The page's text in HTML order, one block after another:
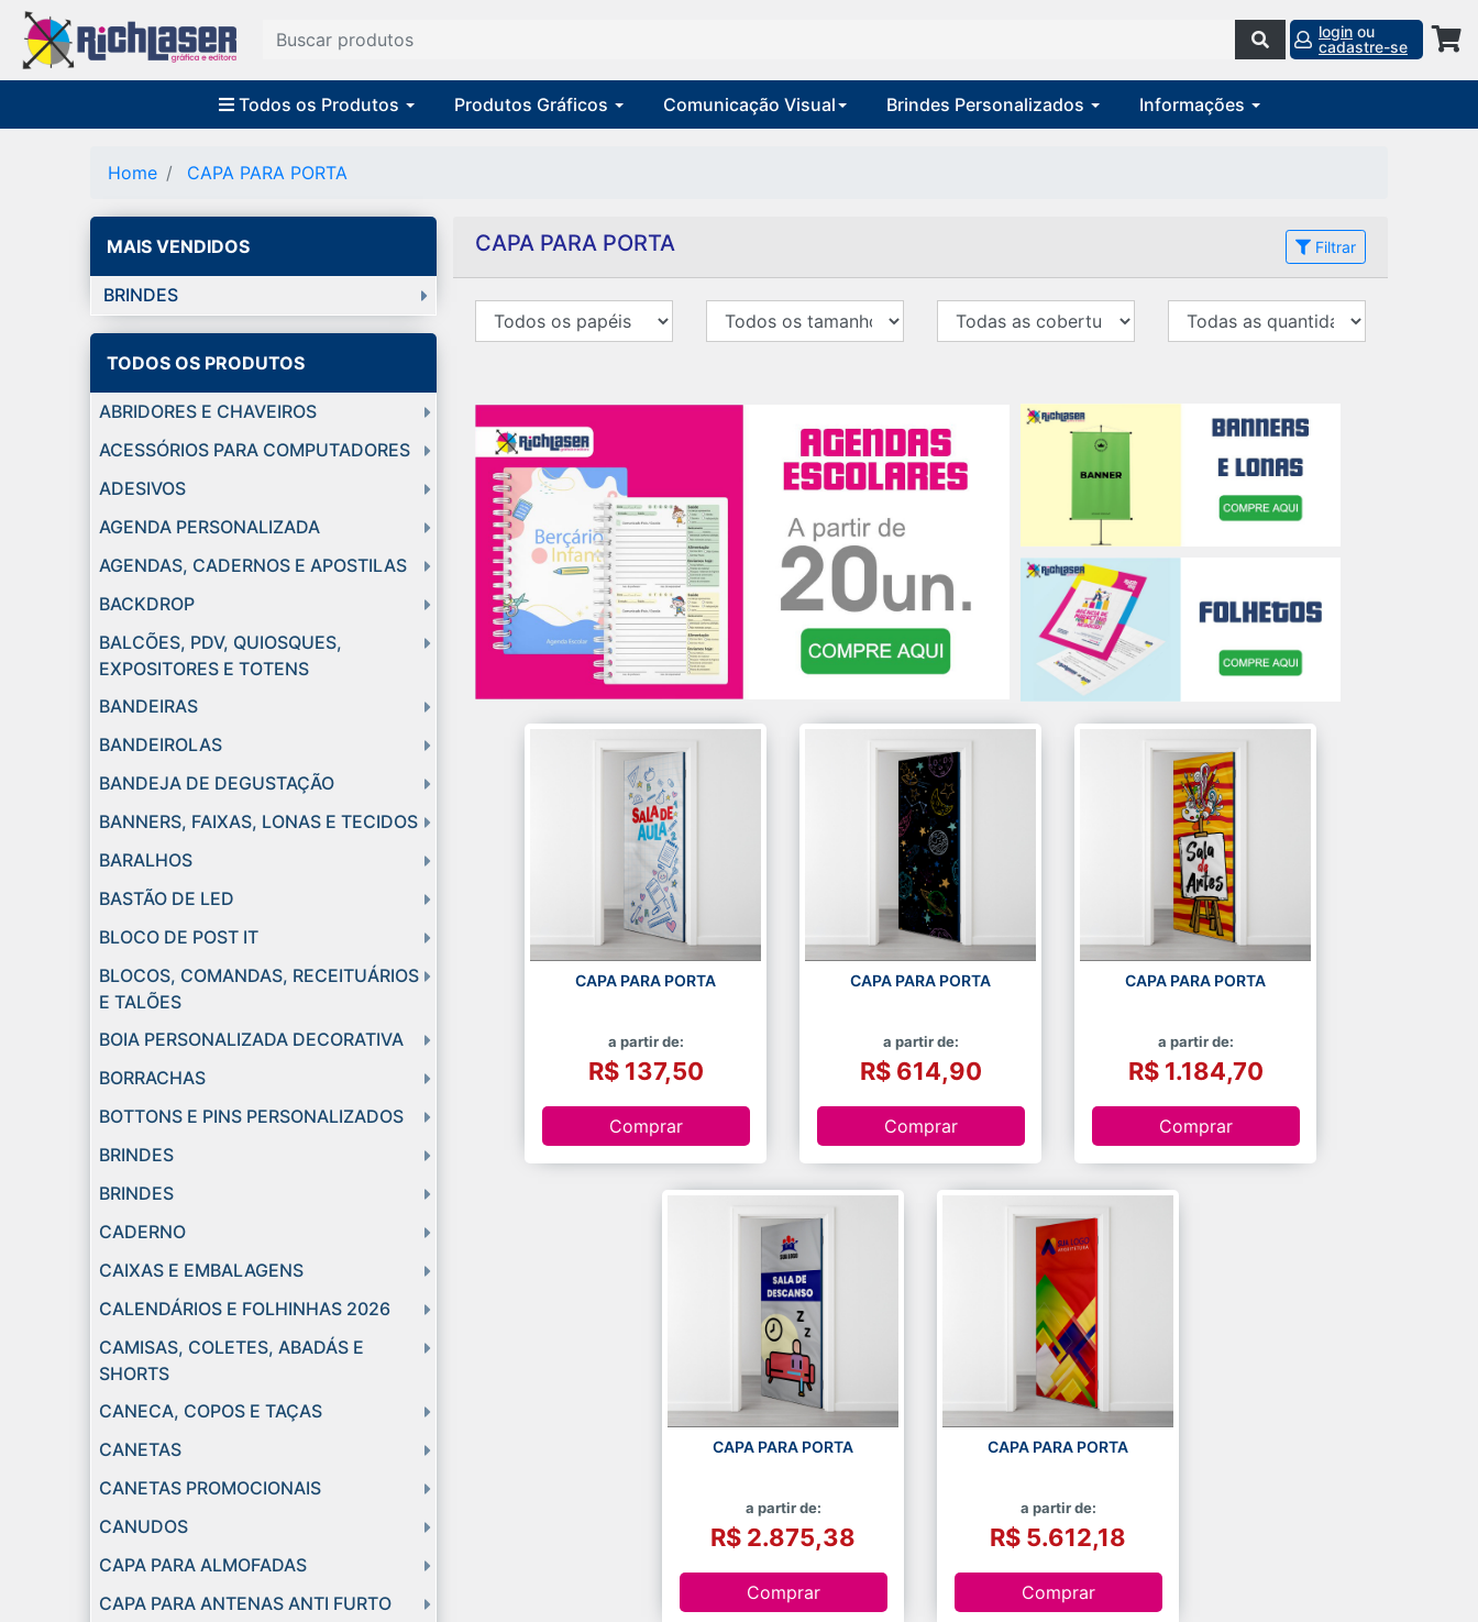
login ou
cadastre-se
Todos os Produtos Produtos Gráficos Comunicação Visual Brindes Personalizados Informações
Home CAPA PARA PORTA
MAIS VENDIDOS
BRINDES
TODOS OS PRODUTOS
ABRIDORES E CHAVEIROS
ACESSÓRIOS PARA COMPUTADORES
ADESIVOS
AGENDA PERSONALIZADA
AGENDAS, CADERNOS E APOSTILAS
BACKDROP
BALCÕES, PDV, QUIOSQUES,
EXPOSITORES E TOTENS
BANDEIRAS
BANDEIROLAS
BANDEJA DE DEGUSTAÇÃO
BANNERS, FAIXAS, LONAS E TECIDOS
BARALHOS
BASTÃO DE LED
BLOCO DE POST IT
BLOCOS, COMANDAS, RECEITUÁRIOS
E TALÕES
BOIA PERSONALIZADA DECORATIVA
BORRACHAS
BOTTONS E PINS PERSONALIZADOS
BRINDES
BRINDES
CADERNO
CAIXAS E EMBALAGENS
CALENDÁRIOS E FOLHINHAS 2026
CAMISAS, COLETES, ABADÁS E
SHORTS
CANECA, COPOS E TAÇAS
CANETAS
CANETAS PROMOCIONAIS
CANUDOS
CAPA PARA ALMOFADAS
CAPA PARA ANTENAS ANTI FURTO
CAPA PARA PORTA Filtrar
CAPA PARA PORTA
a partir de:
R$ 137,50
Comprar
CAPA PARA PORTA
a partir de:
R$ 614,90
Comprar
CAPA PARA PORTA
a partir de:
R$ 1.184,70
Comprar
CAPA PARA PORTA
a partir de:
R$ 2.875,38
Comprar
CAPA PARA PORTA
a partir de:
R$ 5.612,18
Comprar